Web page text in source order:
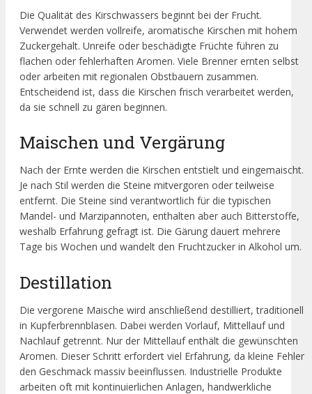
Die Qualität des Kirschwassers beginnt bei der Frucht.
Verwendet werden vollreife, aromatische Kirschen mit hohem
Zuckergehalt. Unreife oder beschädigte Früchte führen zu
flachen oder fehlerhaften Aromen. Viele Brenner ernten selbst
oder arbeiten mit regionalen Obstbauern zusammen.
Entscheidend ist, dass die Kirschen frisch verarbeitet werden,
da sie schnell zu gären beginnen.
Maischen und Vergärung
Nach der Ernte werden die Kirschen entstielt und eingemaischt.
Je nach Stil werden die Steine mitvergoren oder teilweise
entfernt. Die Steine sind verantwortlich für die typischen
Mandel- und Marzipannoten, enthalten aber auch Bitterstoffe,
weshalb Erfahrung gefragt ist. Die Gärung dauert mehrere
Tage bis Wochen und wandelt den Fruchtzucker in Alkohol um.
Destillation
Die vergorene Maische wird anschließend destilliert, traditionell
in Kupferbrennblasen. Dabei werden Vorlauf, Mittellauf und
Nachlauf getrennt. Nur der Mittellauf enthält die gewünschten
Aromen. Dieser Schritt erfordert viel Erfahrung, da kleine Fehler
den Geschmack massiv beeinflussen. Industrielle Produkte
arbeiten oft mit kontinuierlichen Anlagen, handwerkliche